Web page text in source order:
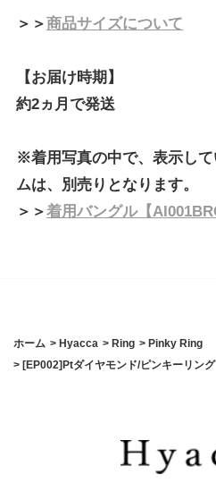
＞＞商品サイズについて
【お届け時期】
約2ヵ月で発送
※着用写真の中で、表示し
ムは、別売りとなります。
＞＞着用バングル【
ホーム > Hyacca > Ring > Pinky Ring
> [EP002]Ptダイヤモンド/ピンキーリング